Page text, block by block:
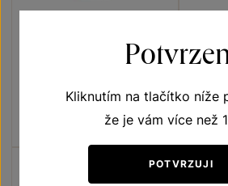
jakostní šumivé víno 2022
Šarže 2406
Kliknutím na tlačítko níže
že je vám více než
POTVRZUJI